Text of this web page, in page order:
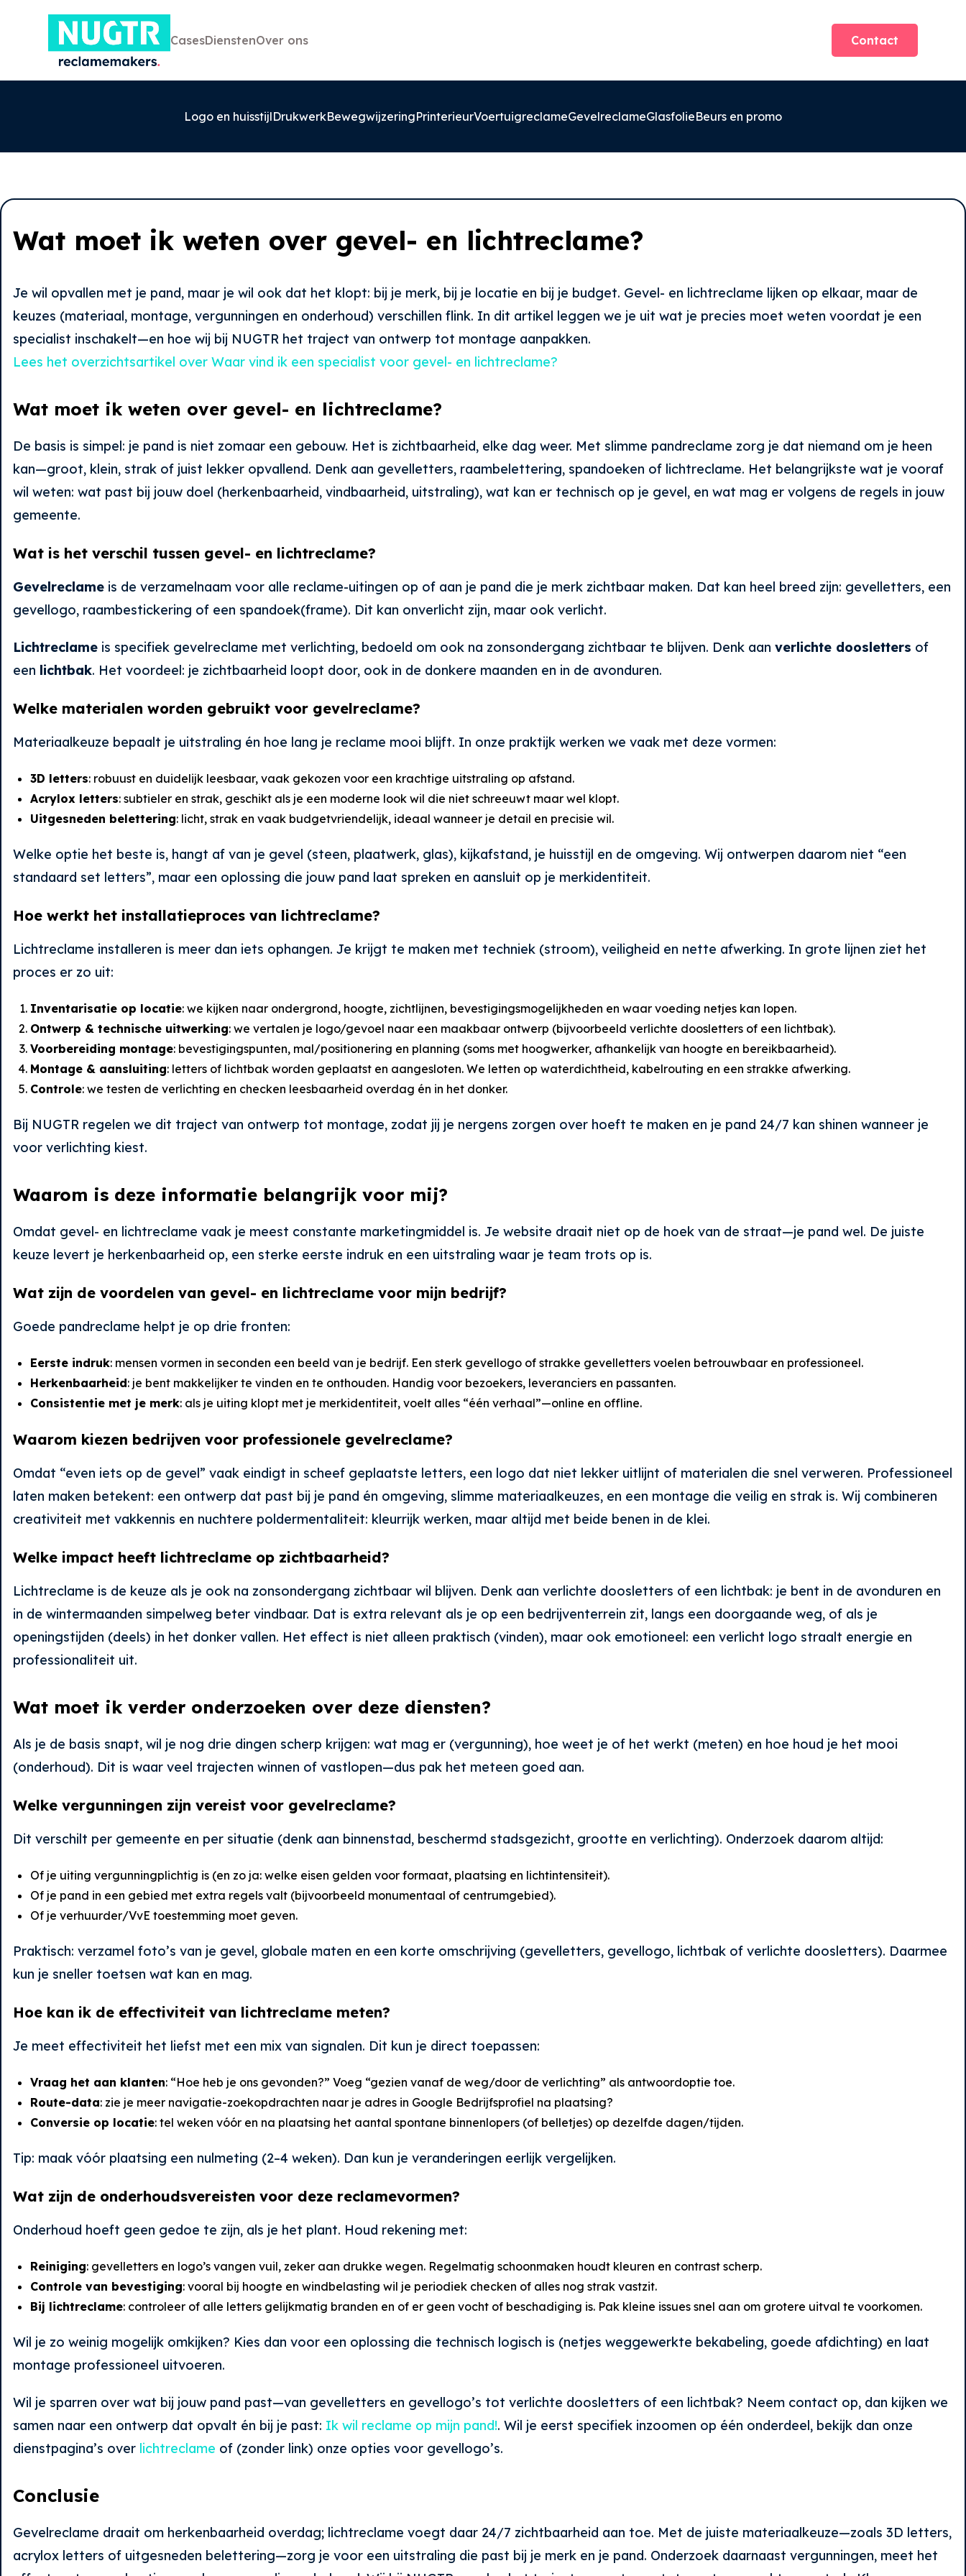
CasesDienstenOver ons Contact
0527-858580
Ecopark 63, 8305 BJ, Emmeloord
Logo en huisstijlDrukwerkBewegwijzeringPrinterieurVoertuigreclameGevelreclameGlasfolieBeurs en promo
Wat moet ik weten over gevel- en lichtreclame?
Je wil opvallen met je pand, maar je wil ook dat het klopt: bij je merk, bij je locatie en bij je budget. Gevel- en lichtreclame lijken op elkaar, maar de
keuzes (materiaal, montage, vergunningen en onderhoud) verschillen flink. In dit artikel leggen we je uit wat je precies moet weten voordat je een
specialist inschakelt—en hoe wij bij NUGTR het traject van ontwerp tot montage aanpakken.
Lees het overzichtsartikel over Waar vind ik een specialist voor gevel- en lichtreclame?
Wat moet ik weten over gevel- en lichtreclame?
De basis is simpel: je pand is niet zomaar een gebouw. Het is zichtbaarheid, elke dag weer. Met slimme pandreclame zorg je dat niemand om je heen
kan—groot, klein, strak of juist lekker opvallend. Denk aan gevelletters, raambelettering, spandoeken of lichtreclame. Het belangrijkste wat je vooraf
wil weten: wat past bij jouw doel (herkenbaarheid, vindbaarheid, uitstraling), wat kan er technisch op je gevel, en wat mag er volgens de regels in jouw
gemeente.
Wat is het verschil tussen gevel- en lichtreclame?
Gevelreclame is de verzamelnaam voor alle reclame-uitingen op of aan je pand die je merk zichtbaar maken. Dat kan heel breed zijn: gevelletters, een
gevellogo, raambestickering of een spandoek(frame). Dit kan onverlicht zijn, maar ook verlicht.
Lichtreclame is specifiek gevelreclame met verlichting, bedoeld om ook na zonsondergang zichtbaar te blijven. Denk aan verlichte doosletters of
een lichtbak. Het voordeel: je zichtbaarheid loopt door, ook in de donkere maanden en in de avonduren.
Welke materialen worden gebruikt voor gevelreclame?
Materiaalkeuze bepaalt je uitstraling én hoe lang je reclame mooi blijft. In onze praktijk werken we vaak met deze vormen:
3D letters: robuust en duidelijk leesbaar, vaak gekozen voor een krachtige uitstraling op afstand.
Acrylox letters: subtieler en strak, geschikt als je een moderne look wil die niet schreeuwt maar wel klopt.
Uitgesneden belettering: licht, strak en vaak budgetvriendelijk, ideaal wanneer je detail en precisie wil.
Welke optie het beste is, hangt af van je gevel (steen, plaatwerk, glas), kijkafstand, je huisstijl en de omgeving. Wij ontwerpen daarom niet “een
standaard set letters”, maar een oplossing die jouw pand laat spreken en aansluit op je merkidentiteit.
Hoe werkt het installatieproces van lichtreclame?
Lichtreclame installeren is meer dan iets ophangen. Je krijgt te maken met techniek (stroom), veiligheid en nette afwerking. In grote lijnen ziet het
proces er zo uit:
Inventarisatie op locatie: we kijken naar ondergrond, hoogte, zichtlijnen, bevestigingsmogelijkheden en waar voeding netjes kan lopen.
Ontwerp & technische uitwerking: we vertalen je logo/gevoel naar een maakbaar ontwerp (bijvoorbeeld verlichte doosletters of een lichtbak).
Voorbereiding montage: bevestigingspunten, mal/positionering en planning (soms met hoogwerker, afhankelijk van hoogte en bereikbaarheid).
Montage & aansluiting: letters of lichtbak worden geplaatst en aangesloten. We letten op waterdichtheid, kabelrouting en een strakke afwerking.
Controle: we testen de verlichting en checken leesbaarheid overdag én in het donker.
Bij NUGTR regelen we dit traject van ontwerp tot montage, zodat jij je nergens zorgen over hoeft te maken en je pand 24/7 kan shinen wanneer je
voor verlichting kiest.
Waarom is deze informatie belangrijk voor mij?
Omdat gevel- en lichtreclame vaak je meest constante marketingmiddel is. Je website draait niet op de hoek van de straat—je pand wel. De juiste
keuze levert je herkenbaarheid op, een sterke eerste indruk en een uitstraling waar je team trots op is.
Wat zijn de voordelen van gevel- en lichtreclame voor mijn bedrijf?
Goede pandreclame helpt je op drie fronten:
Eerste indruk: mensen vormen in seconden een beeld van je bedrijf. Een sterk gevellogo of strakke gevelletters voelen betrouwbaar en professioneel.
Herkenbaarheid: je bent makkelijker te vinden en te onthouden. Handig voor bezoekers, leveranciers en passanten.
Consistentie met je merk: als je uiting klopt met je merkidentiteit, voelt alles “één verhaal”—online en offline.
Waarom kiezen bedrijven voor professionele gevelreclame?
Omdat “even iets op de gevel” vaak eindigt in scheef geplaatste letters, een logo dat niet lekker uitlijnt of materialen die snel verweren. Professioneel
laten maken betekent: een ontwerp dat past bij je pand én omgeving, slimme materiaalkeuzes, en een montage die veilig en strak is. Wij combineren
creativiteit met vakkennis en nuchtere poldermentaliteit: kleurrijk werken, maar altijd met beide benen in de klei.
Welke impact heeft lichtreclame op zichtbaarheid?
Lichtreclame is de keuze als je ook na zonsondergang zichtbaar wil blijven. Denk aan verlichte doosletters of een lichtbak: je bent in de avonduren en
in de wintermaanden simpelweg beter vindbaar. Dat is extra relevant als je op een bedrijventerrein zit, langs een doorgaande weg, of als je
openingstijden (deels) in het donker vallen. Het effect is niet alleen praktisch (vinden), maar ook emotioneel: een verlicht logo straalt energie en
professionaliteit uit.
Wat moet ik verder onderzoeken over deze diensten?
Als je de basis snapt, wil je nog drie dingen scherp krijgen: wat mag er (vergunning), hoe weet je of het werkt (meten) en hoe houd je het mooi
(onderhoud). Dit is waar veel trajecten winnen of vastlopen—dus pak het meteen goed aan.
Welke vergunningen zijn vereist voor gevelreclame?
Dit verschilt per gemeente en per situatie (denk aan binnenstad, beschermd stadsgezicht, grootte en verlichting). Onderzoek daarom altijd:
Of je uiting vergunningplichtig is (en zo ja: welke eisen gelden voor formaat, plaatsing en lichtintensiteit).
Of je pand in een gebied met extra regels valt (bijvoorbeeld monumentaal of centrumgebied).
Of je verhuurder/VvE toestemming moet geven.
Praktisch: verzamel foto’s van je gevel, globale maten en een korte omschrijving (gevelletters, gevellogo, lichtbak of verlichte doosletters). Daarmee
kun je sneller toetsen wat kan en mag.
Hoe kan ik de effectiviteit van lichtreclame meten?
Je meet effectiviteit het liefst met een mix van signalen. Dit kun je direct toepassen:
Vraag het aan klanten: “Hoe heb je ons gevonden?” Voeg “gezien vanaf de weg/door de verlichting” als antwoordoptie toe.
Route-data: zie je meer navigatie-zoekopdrachten naar je adres in Google Bedrijfsprofiel na plaatsing?
Conversie op locatie: tel weken vóór en na plaatsing het aantal spontane binnenlopers (of belletjes) op dezelfde dagen/tijden.
Tip: maak vóór plaatsing een nulmeting (2–4 weken). Dan kun je veranderingen eerlijk vergelijken.
Wat zijn de onderhoudsvereisten voor deze reclamevormen?
Onderhoud hoeft geen gedoe te zijn, als je het plant. Houd rekening met:
Reiniging: gevelletters en logo’s vangen vuil, zeker aan drukke wegen. Regelmatig schoonmaken houdt kleuren en contrast scherp.
Controle van bevestiging: vooral bij hoogte en windbelasting wil je periodiek checken of alles nog strak vastzit.
Bij lichtreclame: controleer of alle letters gelijkmatig branden en of er geen vocht of beschadiging is. Pak kleine issues snel aan om grotere uitval te voorkomen.
Wil je zo weinig mogelijk omkijken? Kies dan voor een oplossing die technisch logisch is (netjes weggewerkte bekabeling, goede afdichting) en laat
montage professioneel uitvoeren.
Wil je sparren over wat bij jouw pand past—van gevelletters en gevellogo’s tot verlichte doosletters of een lichtbak? Neem contact op, dan kijken we
samen naar een ontwerp dat opvalt én bij je past: Ik wil reclame op mijn pand!. Wil je eerst specifiek inzoomen op één onderdeel, bekijk dan onze
dienstpagina’s over lichtreclame of (zonder link) onze opties voor gevellogo’s.
Conclusie
Gevelreclame draait om herkenbaarheid overdag; lichtreclame voegt daar 24/7 zichtbaarheid aan toe. Met de juiste materiaalkeuze—zoals 3D letters,
acrylox letters of uitgesneden belettering—zorg je voor een uitstraling die past bij je merk en je pand. Onderzoek daarnaast vergunningen, meet het